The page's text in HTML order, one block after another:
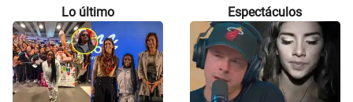
Lo último Espectáculos